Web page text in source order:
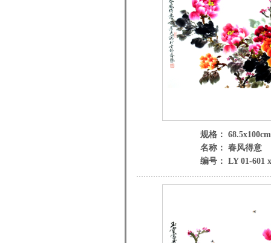
规格： 68.5x100cm
名称： 春风得意
编号： LY 01-601 x